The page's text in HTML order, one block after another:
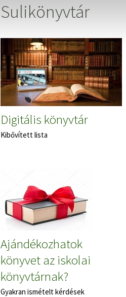
Sulikönyvtár
Digitális könyvtár
Kibővített lista
Ajándékozhatok
könyvet az iskolai
könyvtárnak?
Gyakran ismételt kérdések